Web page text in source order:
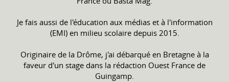
Je fais aussi de l'éducation aux médias et à l'information
(EMI) en milieu scolaire depuis 2015.
Originaire de la Drôme, j'ai débarqué en Bretagne à la
faveur d'un stage dans la rédaction Ouest France de
Guingamp.